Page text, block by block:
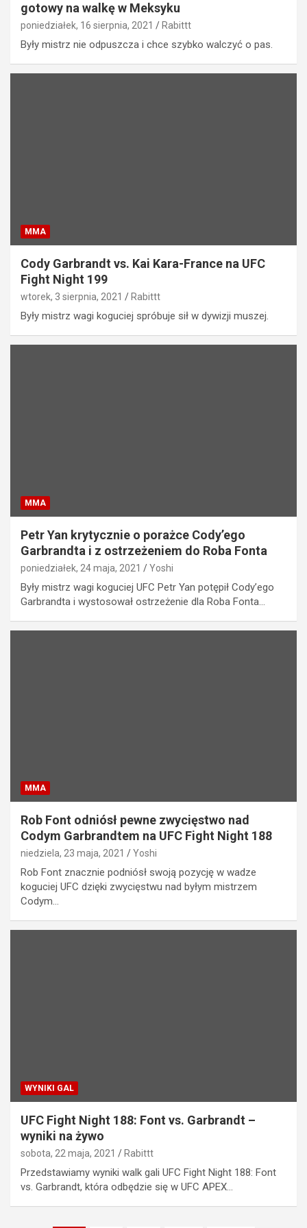
gotowy na walkę w Meksyku
poniedziałek, 16 sierpnia, 2021 Rabittt
Były mistrz nie odpuszcza i chce szybko walczyć o pas.
MMA
Cody Garbrandt vs. Kai Kara-France na UFC
Fight Night 199
wtorek, 3 sierpnia, 2021 Rabittt
Były mistrz wagi koguciej spróbuje sił w dywizji muszej.
MMA
Petr Yan krytycznie o porażce Cody’ego
Garbrandta i z ostrzeżeniem do Roba Fonta
poniedziałek, 24 maja, 2021 Yoshi
Były mistrz wagi koguciej UFC Petr Yan potępił Cody’ego
Garbrandta i wystosował ostrzeżenie dla Roba Fonta…
MMA
Rob Font odniósł pewne zwycięstwo nad
Codym Garbrandtem na UFC Fight Night 188
niedziela, 23 maja, 2021 Yoshi
Rob Font znacznie podniósł swoją pozycję w wadze
koguciej UFC dzięki zwycięstwu nad byłym mistrzem
Codym…
WYNIKI GAL
UFC Fight Night 188: Font vs. Garbrandt –
wyniki na żywo
sobota, 22 maja, 2021 Rabittt
Przedstawiamy wyniki walk gali UFC Fight Night 188: Font
vs. Garbrandt, która odbędzie się w UFC APEX…